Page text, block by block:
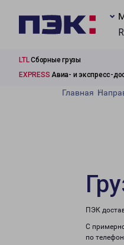
LTLСборные грузы
EXPRESS Авиа- и экспресс-
Главная
ПЭК
С
по